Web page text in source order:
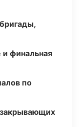
и финальная
по